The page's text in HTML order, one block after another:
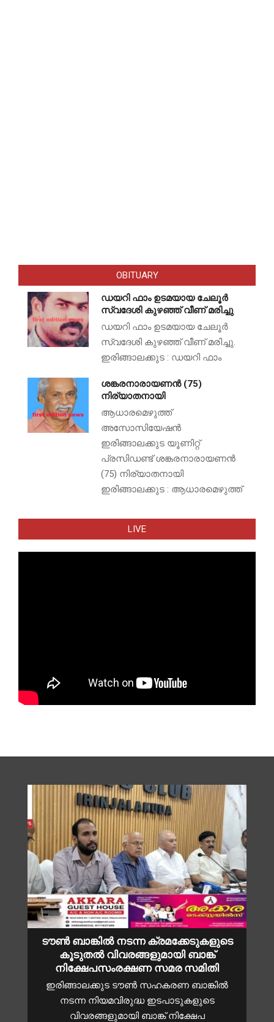
OBITUARY
ഡയറി ഫാം ഉടമയായ ചേലൂർ
സ്വദേശി കുഴഞ്ഞ് വീണ് മരിച്ചു
ഡയറി ഫാം ഉടമയായ ചേലൂർ
സ്വദേശി കുഴഞ്ഞ് വീണ് മരിച്ചു.
ഇരിങ്ങാലക്കുട : ഡയറി ഫാം
ശങ്കരനാരായണൻ (75)
നിര്യാതനായി
ആധാരമെഴുത്ത്
അസോസിയേഷൻ
ഇരിങ്ങാലക്കുട യൂണിറ്റ്
പ്രസിഡണ്ട് ശങ്കരനാരായണൻ
(75) നിര്യാതനായി
ഇരിങ്ങാലക്കുട : ആധാരമെഴുത്ത്
LIVE
ടൗൺ ബാങ്കിൽ നടന്ന ക്രമക്കേടുകളുടെ
കൂടുതൽ വിവരങ്ങളുമായി ബാങ്ക്
നിക്ഷേപസംരക്ഷണ സമര സമിതി
ഇരിങ്ങാലക്കുട ടൗൺ സഹകരണ ബാങ്കിൽ
നടന്ന നിയമവിരുദ്ധ ഇടപാടുകളുടെ
വിവരങ്ങളുമായി ബാങ്ക് നിക്ഷേപ